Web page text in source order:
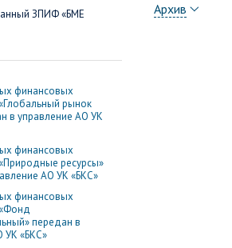
ЗПИФ «БМЕ
финансовых
рынок
в управление АО УК
финансовых
ресурсы»
АО УК «БКС»
финансовых
передан в
УК «БКС»
Архив